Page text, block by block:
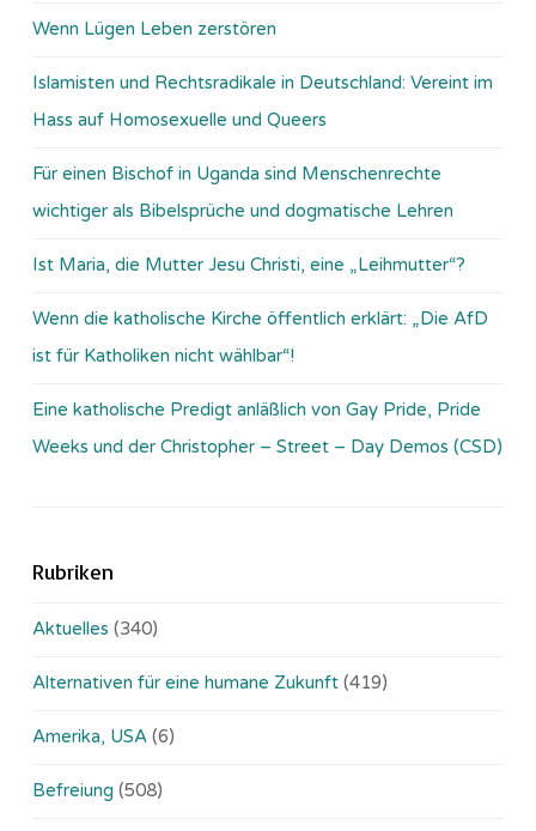
Wenn Lügen Leben zerstören
Islamisten und Rechtsradikale in Deutschland: Vereint im
Hass auf Homosexuelle und Queers
Für einen Bischof in Uganda sind Menschenrechte
wichtiger als Bibelsprüche und dogmatische Lehren
Ist Maria, die Mutter Jesu Christi, eine „Leihmutter“?
Wenn die katholische Kirche öffentlich erklärt: „Die AfD
ist für Katholiken nicht wählbar“!
Eine katholische Predigt anläßlich von Gay Pride, Pride
Weeks und der Christopher – Street – Day Demos (CSD)
Rubriken
Aktuelles (340)
Alternativen für eine humane Zukunft (419)
Amerika, USA (6)
Befreiung (508)